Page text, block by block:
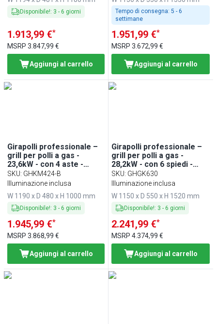
Disponibile!: 3 - 6 giorni
1.913,99 €*
MSRP 3.847,99 €
Aggiungi al carrello
Tempo di consegna: 5 - 6
settimane
1.951,99 €*
MSRP3.672,99 €
Aggiungi al carrello
Girapolli professionale –
grill per polli a gas -
23,6kW - con 4 aste -
capacità fino a 24 polli
SKU: GHKM424-B
Illuminazione inclusa
W 1190 x D 480 x H 1000 mm
Disponibile!: 3 - 6 giorni
1.945,99 €*
MSRP 3.868,99 €
Aggiungi al carrello
Girapolli professionale –
grill per polli a gas -
28,2kW - con 6 spiedi -
capacità fino a 30 polli
SKU: GHGK630
Illuminazione inclusa
W 1150 x D 550 x H 1520 mm
Disponibile!: 3 - 6 giorni
2.241,99 €*
MSRP4.374,99 €
Aggiungi al carrello